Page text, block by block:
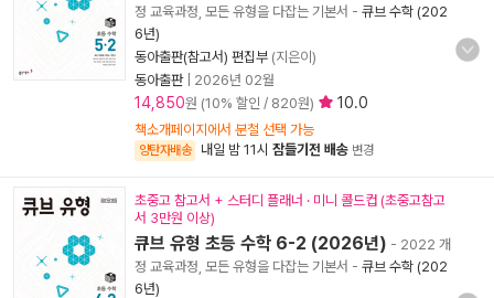
정 교육과정, 모든 유형을 다잡는 기본서 - 큐브 수학 (202
6년)
동아출판(참고서) 편집부 (지은이)
동아출판| 2026년 02월
14,850원 (10% 할인 / 820원) 10.0
책소개페이지에서 분철 선택 가능
양탄자배송 내일 밤 11시 잠들기전 배송 변경
초중고 참고서 + 스터디 플래너 · 미니 콜드컵 (초중고참고
서 3만원 이상)
큐브 유형 초등 수학 6-2 (2026년) - 2022 개
정 교육과정, 모든 유형을 다잡는 기본서 - 큐브 수학 (202
6년)